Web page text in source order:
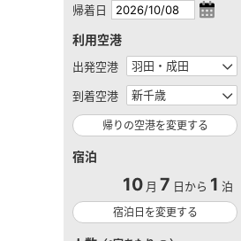
帰着日
利用空港
出発空港
到着空港
帰りの空港を変更する
宿泊
10 月 7 日から 1 泊
宿泊日を変更する